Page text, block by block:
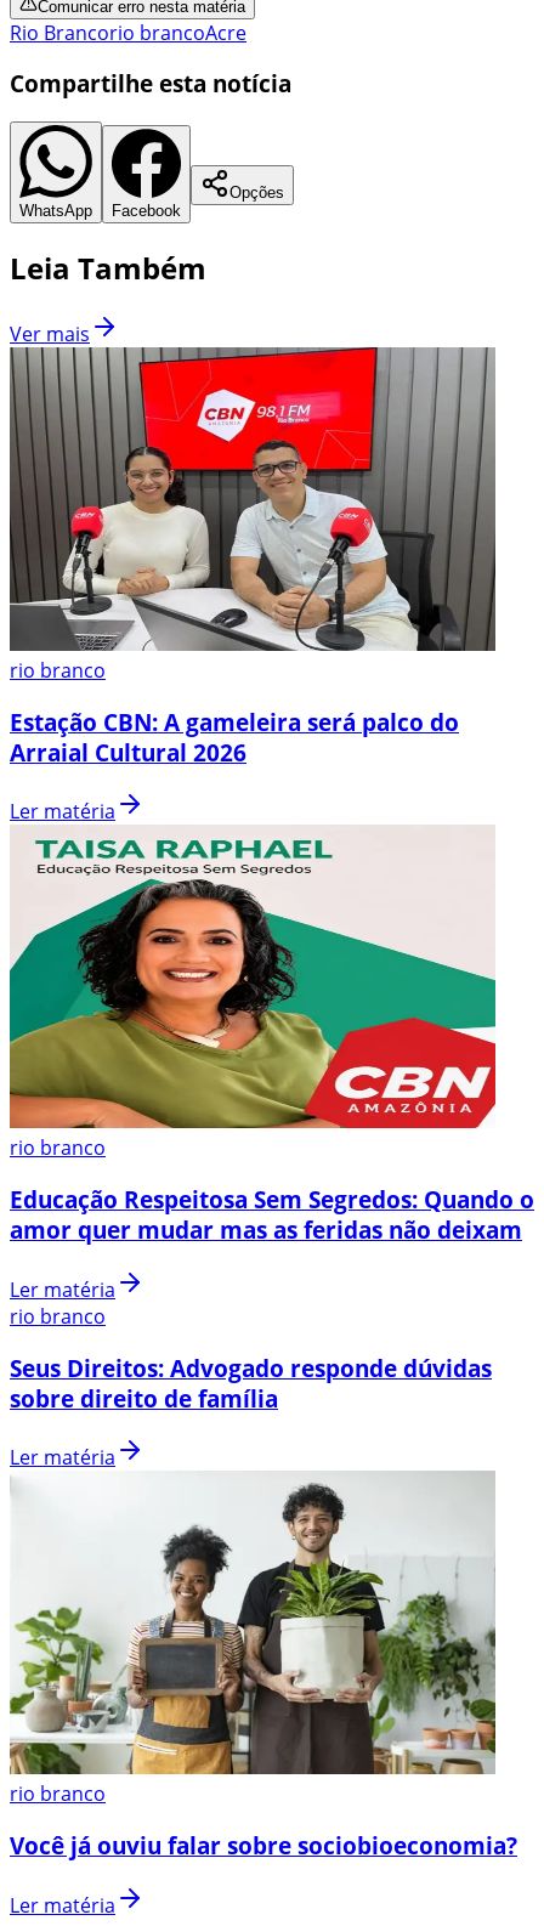
Comunicar erro nesta matéria
Rio Brancorio brancoAcre
Compartilhe esta notícia
WhatsApp Facebook
Opções
Leia Também
Ver mais
rio branco
Estação CBN: A gameleira será palco do
Arraial Cultural 2026
Ler matéria
rio branco
Educação Respeitosa Sem Segredos: Quando o
amor quer mudar mas as feridas não deixam
Ler matéria
rio branco
Seus Direitos: Advogado responde dúvidas
sobre direito de família
Ler matéria
rio branco
Você já ouviu falar sobre sociobioeconomia?
Ler matéria